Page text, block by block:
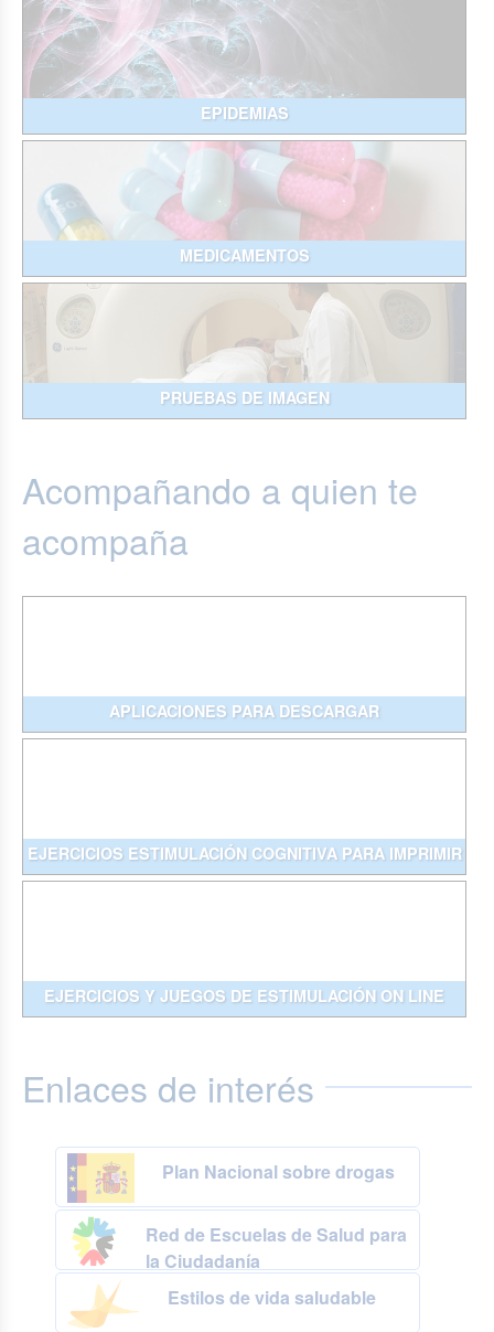
EPIDEMIAS
MEDICAMENTOS
PRUEBAS DE IMAGEN
Acompañando a quien te
acompaña
APLICACIONES PARA DESCARGAR
EJERCICIOS ESTIMULACIÓN COGNITIVA PARA IMPRIMIR
EJERCICIOS Y JUEGOS DE ESTIMULACIÓN ON LINE
Enlaces de interés
Plan Nacional sobre drogas
Red de Escuelas de Salud para
la Ciudadanía
Estilos de vida saludable